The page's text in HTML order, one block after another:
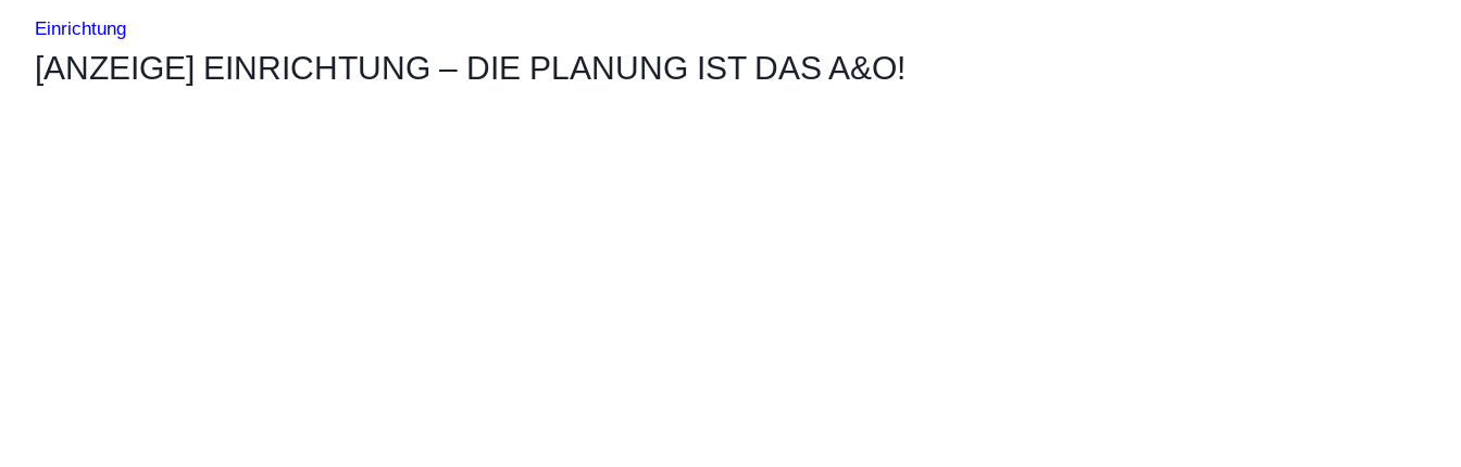
Einrichtung
[ANZEIGE] EINRICHTUNG – DIE PLANUNG IST DAS A&O!